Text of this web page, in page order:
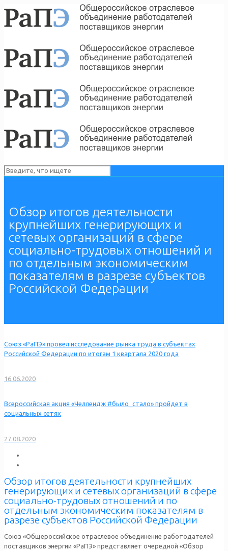
Обзор итогов деятельности
крупнейших генерирующих и
сетевых организаций в сфере
социально-трудовых отношений и
по отдельным экономическим
показателям в разрезе субъектов
Российской Федерации
Союз «РаПЭ» провел исследование рынка труда в субъектах
Российской Федерации по итогам 1 квартала 2020 года
16.06.2020
Всероссийская акция «Челлендж #было_стало» пройдет в
социальных сетях
27.08.2020
Обзор итогов деятельности крупнейших
генерирующих и сетевых организаций в сфере
социально-трудовых отношений и по
отдельным экономическим показателям в
разрезе субъектов Российской Федерации
Союз «Общероссийское отраслевое объединение работодателей
поставщиков энергии «РаПЭ» представляет очередной «Обзор